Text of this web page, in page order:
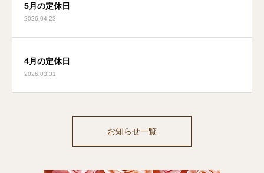
5月の定休日
2026.04.23
4月の定休日
2026.03.31
お知らせ一覧